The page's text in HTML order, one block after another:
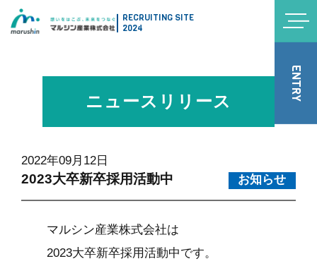
RECRUITING SITE
2024
ENTRY
ニュースリリース
2022年09月12日
2023大卒新卒採用活動中 お知らせ
マルシン産業株式会社は
2023大卒新卒採用活動中です。